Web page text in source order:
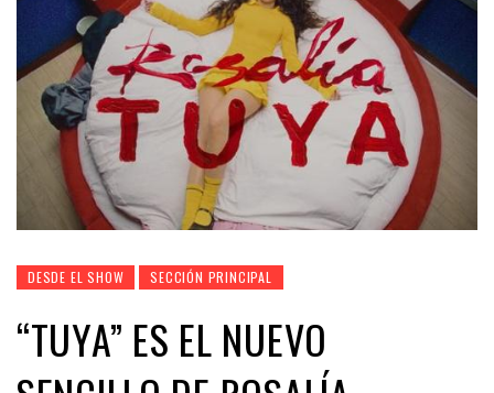
DESDE EL SHOW SECCIÓN PRINCIPAL
“TUYA” ES EL NUEVO